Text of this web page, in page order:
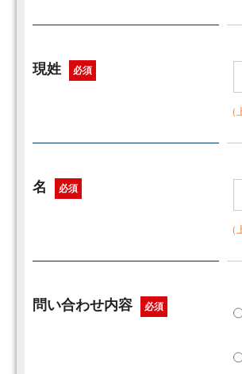
現姓 必須
名 必須
問い合わせ内容 必須